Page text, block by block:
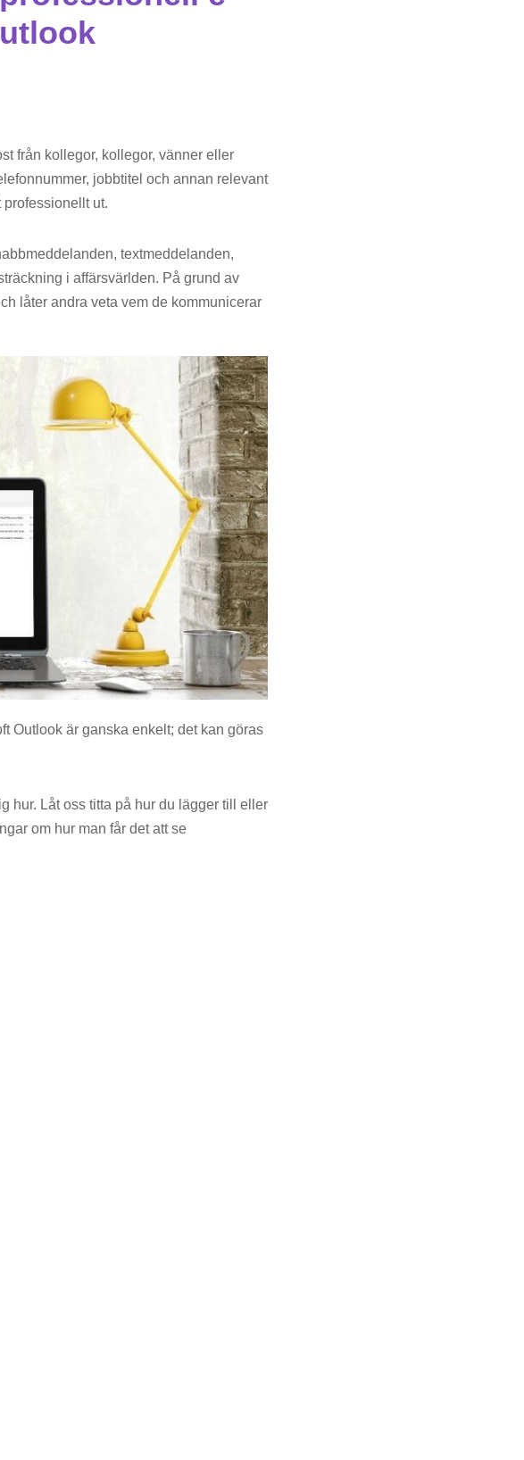
från kollegor, kollegor, vänner eller
jobbtitel och annan relevant
professionellt ut.
textmeddelanden,
i affärsvärlden. På grund av
låter andra veta vem de kommunicerar
Outlook är ganska enkelt; det kan göras
hur. Låt oss titta på hur du lägger till eller
om hur man får det att se